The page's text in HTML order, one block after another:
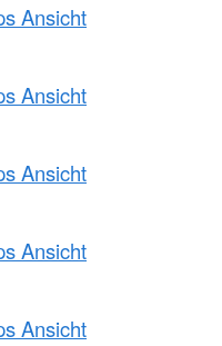
Ansicht
Ansicht
Ansicht
Ansicht
Ansicht